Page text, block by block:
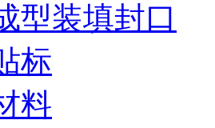
型装填封口
标
料